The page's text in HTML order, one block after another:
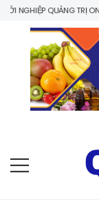
NGHIỆP QUẢNG TRỊ